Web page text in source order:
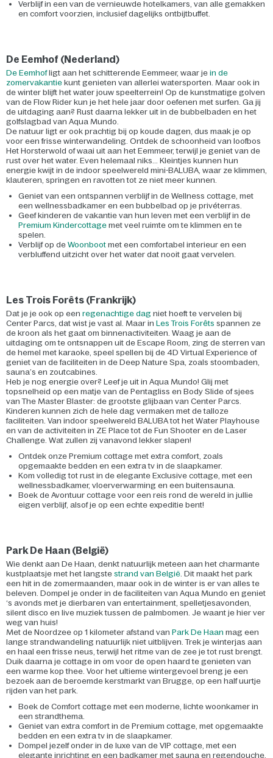
Verblijf in een van de vernieuwde hotelkamers, van alle gemakken
en comfort voorzien, inclusief dagelijks ontbijtbuffet.
De Eemhof (Nederland)
De Eemhofligt aan het schitterende Eemmeer, waar je in de
zomervakantie kunt genieten van allerlei watersporten. Maar ook in
de winter blijft het water jouw speelterrein! Op de kunstmatige golven
van de Flow Rider kun je het hele jaar door oefenen met surfen. Ga jij
de uitdaging aan? Rust daarna lekker uit in de bubbelbaden en het
golfslagbad van Aqua Mundo.
De natuur ligt er ook prachtig bij op koude dagen, dus maak je op
voor een frisse winterwandeling. Ontdek de schoonheid van loofbos
Het Horsterwold of waai uit aan het Eemmeer, terwijl je geniet van de
rust over het water. Even helemaal niks... Kleintjes kunnen hun
energie kwijt in de indoor speelwereld mini-BALUBA, waar ze klimmen,
klauteren, springen en ravotten tot ze niet meer kunnen.
Geniet van een ontspannen verblijf in de Wellness cottage, met
een wellnessbadkamer en een bubbelbad op je privéterras.
Geef kinderen de vakantie van hun leven met een verblijf in de
Premium Kindercottage met veel ruimte om te klimmen en te
spelen.
Verblijf op de Woonboot met een comfortabel interieur en een
verbluffend uitzicht over het water dat nooit gaat vervelen.
Les Trois Forêts (Frankrijk)
Dat je je ook op een regenachtige dag niet hoeft te vervelen bij
Center Parcs, dat wist je vast al. Maar in Les Trois Forêts spannen ze
de kroon als het gaat om binnenactiviteiten. Waag je aan de
uitdaging om te ontsnappen uit de Escape Room, zing de sterren van
de hemel met karaoke, speel spellen bij de 4D Virtual Experience of
geniet van de faciliteiten in de Deep Nature Spa, zoals stoombaden,
sauna’s en zoutcabines.
Heb je nog energie over? Leef je uit in Aqua Mundo! Glij met
topsnelheid op een matje van de Pentagliss en Body Slide of sjees
van The Master Blaster: de grootste glijbaan van Center Parcs.
Kinderen kunnen zich de hele dag vermaken met de talloze
faciliteiten. Van indoor speelwereld BALUBA tot het Water Playhouse
en van de activiteiten in ZE Place tot de Fun Shooter en de Laser
Challenge. Wat zullen zij vanavond lekker slapen!
Ontdek onze Premium cottage met extra comfort, zoals
opgemaakte bedden en een extra tv in de slaapkamer.
Kom volledig tot rust in de elegante Exclusive cottage, met een
wellnessbadkamer, vloerverwarming en een buitensauna.
Boek de Avontuur cottage voor een reis rond de wereld in jullie
eigen verblijf, alsof je op een echte expeditie bent!
Park De Haan (België)
Wie denkt aan De Haan, denkt natuurlijk meteen aan het charmante
kustplaatsje met het langste strand van België. Dit maakt het park
een hit in de zomermaanden, maar ook in de winter is er van alles te
beleven. Dompel je onder in de faciliteiten van Aqua Mundo en geniet
‘s avonds met je dierbaren van entertainment, spelletjesavonden,
silent disco en live muziek tussen de palmbomen. Je waant je hier ver
weg van huis!
Met de Noordzee op 1 kilometer afstand van Park De Haan mag een
lange strandwandeling natuurlijk niet uitblijven. Trek je winterjas aan
en haal een frisse neus, terwijl het ritme van de zee je tot rust brengt.
Duik daarna je cottage in om voor de open haard te genieten van
een warme kop thee. Voor het ultieme wintergevoel breng je een
bezoek aan de beroemde kerstmarkt van Brugge, op een half uurtje
rijden van het park.
Boek de Comfort cottage met een moderne, lichte woonkamer in
een strandthema.
Geniet van extra comfort in de Premium cottage, met opgemaakte
bedden en een extra tv in de slaapkamer.
Dompel jezelf onder in de luxe van de VIP cottage, met een
elegante inrichting en een badkamer met sauna en regendouche.